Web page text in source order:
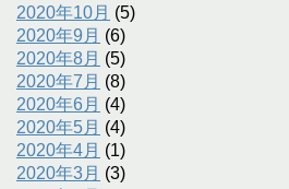
2020年10月 (5)
2020年9月 (6)
2020年8月 (5)
2020年7月 (8)
2020年6月 (4)
2020年5月 (4)
2020年4月 (1)
2020年3月 (3)